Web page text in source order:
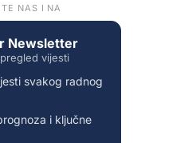
NAS I NA
Newsletter
vijesti
svakog radnog
i ključne